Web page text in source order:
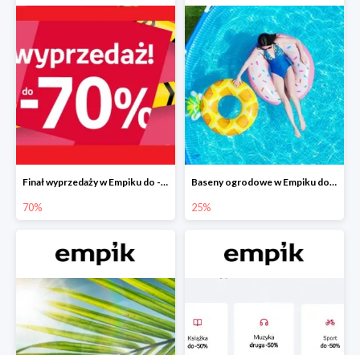
Finał wyprzedaży w Empiku do -70%
70%
Baseny ogrodowe w Empiku do -25%
25%